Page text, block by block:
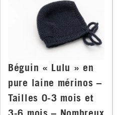
Béguin « Lulu » en
pure laine mérinos –
Tailles 0-3 mois et